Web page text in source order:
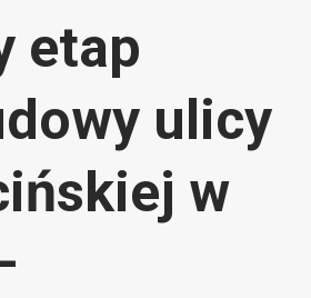
etap
ulicy
w